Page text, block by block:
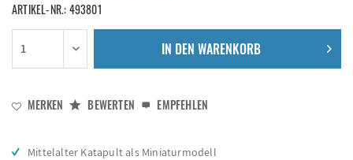
ARTIKEL-NR.:493801
IN DEN WARENKORB
MERKEN BEWERTEN EMPFEHLEN
Mittelalter Katapult als Miniaturmodell